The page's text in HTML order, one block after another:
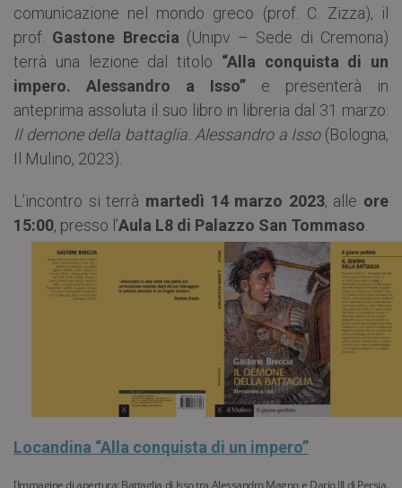
comunicazione nel mondo greco (prof. C. Zizza), il
prof. Gastone Breccia (Unipv – Sede di Cremona)
terrà una lezione dal titolo “Alla conquista di un
impero. Alessandro a Isso” e presenterà in
anteprima assoluta il suo libro in libreria dal 31 marzo:
Il demone della battaglia. Alessandro a Isso(Bologna,
Il Mulino, 2023).
L’incontro si terrà martedì 14 marzo 2023, alle ore
15:00, presso l’Aula L8 di Palazzo San Tommaso
Locandina “Alla conquista di un impero”